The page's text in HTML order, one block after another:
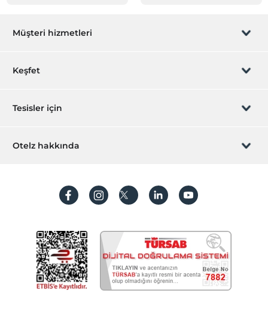
Müşteri hizmetleri
Rezervasyon yönet
Sıkça sorulan sorular
İşlem rehberi
Keşfet
Hediye Kart
Hesap oluştur
Tesisler için
Hemen tesisinizi ekleyin
Otelz hakkında
Koşullar ve şartlar
Aydınlatma metni